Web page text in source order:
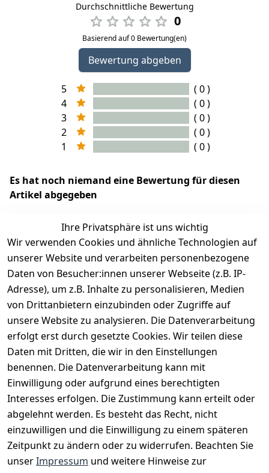
Durchschnittliche Bewertung
0
Basierend auf 0 Bewertung(en)
Bewertung abgeben
5
( 0 )
4
( 0 )
3
( 0 )
2
( 0 )
1
( 0 )
Es hat noch niemand eine Bewertung für diesen
Artikel abgegeben
EU-Verantwortliche Person - klicken Sie für Details
Ihre Privatsphäre ist uns wichtig
Wir verwenden Cookies und ähnliche Technologien auf
unserer Website und verarbeiten personenbezogene
Daten von Besucher:innen unserer Webseite (z.B. IP-
Adresse), um z.B. Inhalte zu personalisieren, Medien
von Drittanbietern einzubinden oder Zugriffe auf
unsere Website zu analysieren. Die Datenverarbeitung
erfolgt erst durch gesetzte Cookies. Wir teilen diese
Daten mit Dritten, die wir in den Einstellungen
benennen. Die Datenverarbeitung kann mit
Einwilligung oder aufgrund eines berechtigten
Interesses erfolgen. Die Zustimmung kann erteilt oder
abgelehnt werden. Es besteht das Recht, nicht
einzuwilligen und die Einwilligung zu einem späteren
Zeitpunkt zu ändern oder zu widerrufen. Beachten Sie
unserImpressum und weitere Hinweise zur
Rechtliches
AGB
Impressum
Datenschutze
Services
Kontakt
Registrieren
Katalog
Zahlungsm
öglichkeite
n
Vorkasse
PayPal
Versanddie
nstleister
Post